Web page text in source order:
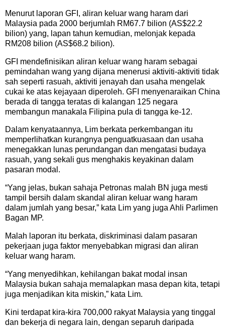
Menurut laporan GFI, aliran keluar wang haram dari
Malaysia pada 2000 berjumlah RM67.7 bilion (AS$22.2
bilion) yang, lapan tahun kemudian, melonjak kepada
RM208 bilion (AS$68.2 bilion).
GFI mendefinisikan aliran keluar wang haram sebagai
pemindahan wang yang dijana menerusi aktiviti-aktiviti tidak
sah seperti rasuah, aktiviti jenayah dan usaha mengelak
cukai ke atas kejayaan diperoleh. GFI menyenaraikan China
berada di tangga teratas di kalangan 125 negara
membangun manakala Filipina pula di tangga ke-12.
Dalam kenyataannya, Lim berkata perkembangan itu
memperlihatkan kurangnya penguatkuasaan dan usaha
menegakkan lunas perundangan dan mengatasi budaya
rasuah, yang sekali gus menghakis keyakinan dalam
pasaran modal.
“Yang jelas, bukan sahaja Petronas malah BN juga mesti
tampil bersih dalam skandal aliran keluar wang haram
dalam jumlah yang besar,” kata Lim yang juga Ahli Parlimen
Bagan MP.
Malah laporan itu berkata, diskriminasi dalam pasaran
pekerjaan juga faktor menyebabkan migrasi dan aliran
keluar wang haram.
“Yang menyedihkan, kehilangan bakat modal insan
Malaysia bukan sahaja memalapkan masa depan kita, tetapi
juga menjadikan kita miskin,” kata Lim.
Kini terdapat kira-kira 700,000 rakyat Malaysia yang tinggal
dan bekerja di negara lain, dengan separuh daripada